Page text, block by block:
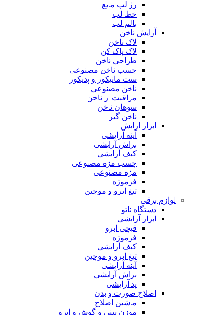
رژ لب مایع
خط لب
بالم لب
آرایش ناخن
لاک ناخن
لاک پاک کن
طراحی ناخن
چسب ناخن مصنوعی
ست مانیکور و پدیکور
ناخن مصنوعی
مراقبت از ناخن
سوهان ناخن
ناخن گیر
ابزار ارایش
آینه آرایشی
براش آرایشی
کیف آرایشی
چسب مژه مصنوعی
مژه مصنوعی
فرموژه
تیغ ابرو و موچین
لوازم برقی
دستگاه تاتو
ابزار آرایشی
قیچی ابرو
فرموژه
کیف آرایشی
تیغ ابرو و موچین
آینه آرایشی
براش آرایشی
پد آرایشی
اصلاح صورت و بدن
ماشین اصلاح
موزن بینی و گوش و ابرو